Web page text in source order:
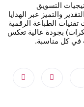
التسويق
والتميز عبر الهدايا
تقنيات الطباعة الرقمية
بجودة عالية تعكس
في كل مناسبة.